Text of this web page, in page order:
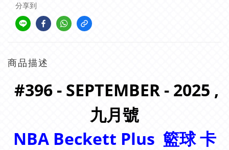
分享到
商品描述
#396 - SEPTEMBER - 2025 ,
九月號
NBA Beckett Plus 籃球 卡